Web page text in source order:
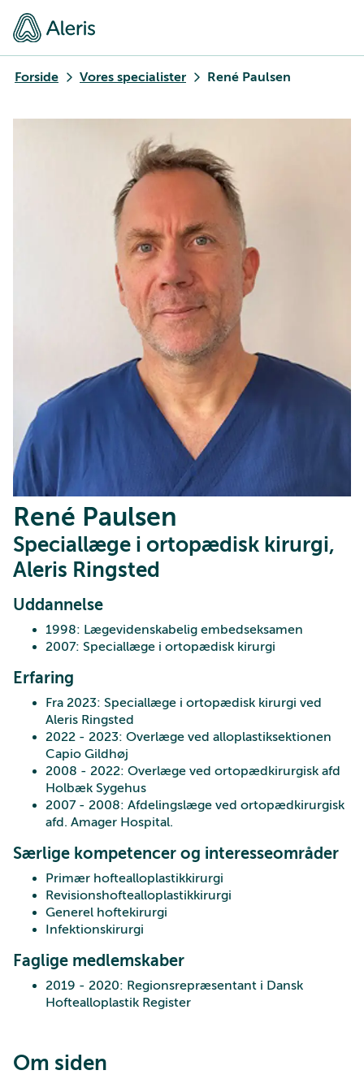
Forside Vores specialister René Paulsen
René Paulsen
Speciallæge i ortopædisk kirurgi,
Aleris Ringsted
Uddannelse
1998: Lægevidenskabelig embedseksamen
2007: Speciallæge i ortopædisk kirurgi
Erfaring
Fra 2023: Speciallæge i ortopædisk kirurgi ved
Aleris Ringsted
2022 - 2023: Overlæge ved alloplastiksektionen
Capio Gildhøj
2008 - 2022: Overlæge ved ortopædkirurgisk afd
Holbæk Sygehus
2007 - 2008: Afdelingslæge ved ortopædkirurgisk
afd. Amager Hospital.
Særlige kompetencer og interesseområder
Primær hoftealloplastikkirurgi
Revisionshoftealloplastikkirurgi
Generel hoftekirurgi
Infektionskirurgi
Faglige medlemskaber
2019 - 2020: Regionsrepræsentant i Dansk
Hoftealloplastik Register
Om siden